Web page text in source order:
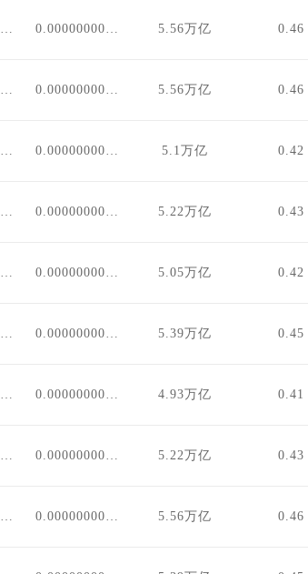
REDFEG/USDT 0.00000000000 5.56万亿 0.46
REDFEG/USDT 0.00000000000 5.56万亿 0.46
REDFEG/USDT 0.00000000000 5.1万亿 0.42
REDFEG/USDT 0.00000000000 5.22万亿 0.43
REDFEG/USDT 0.00000000000 5.05万亿 0.42
REDFEG/USDT 0.00000000000 5.39万亿 0.45
REDFEG/USDT 0.00000000000 4.93万亿 0.41
REDFEG/USDT 0.00000000000 5.22万亿 0.43
REDFEG/USDT 0.00000000000 5.56万亿 0.46